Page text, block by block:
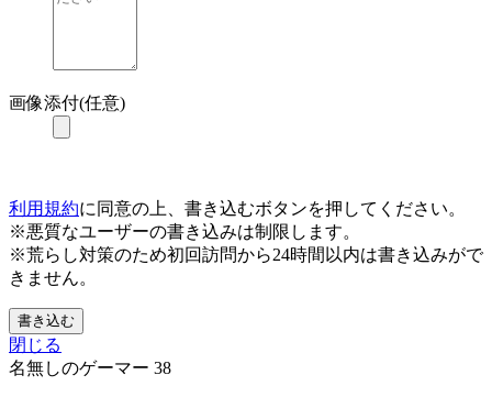
画像添付(任意)
利用規約に同意の上、書き込むボタンを押してください。
※悪質なユーザーの書き込みは制限します。
※荒らし対策のため初回訪問から24時間以内は書き込みがで
きません。
書き込む
閉じる
名無しのゲーマー 38